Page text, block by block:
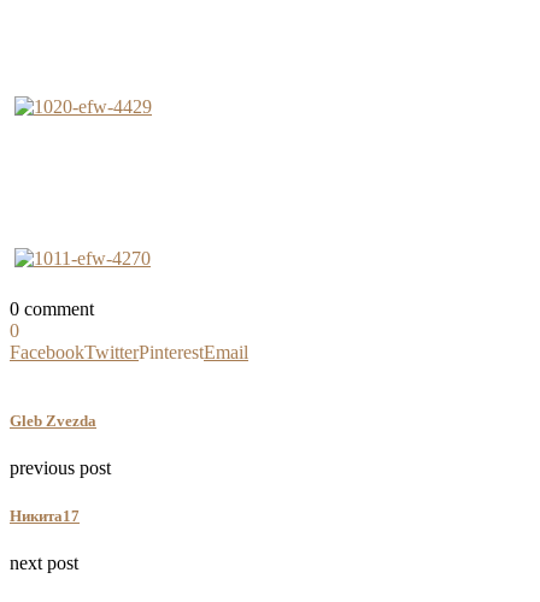
0 comment
0
FacebookTwitterPinterestEmail
Gleb Zvezda
previous post
Никита17
next post